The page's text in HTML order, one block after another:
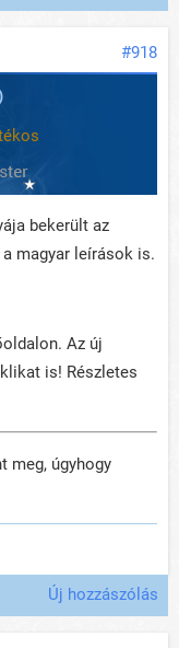
#918
bekerült az
magyar leírások is.
Az új
is! Részletes
meg, úgyhogy
Új hozzászólás